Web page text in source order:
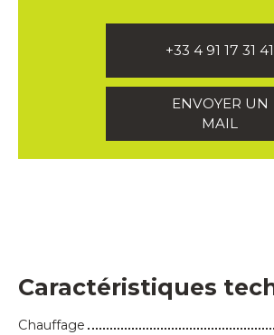
+33 4 91 17 31 41
ENVOYER UN
MAIL
Caractéristiques
Chauffage